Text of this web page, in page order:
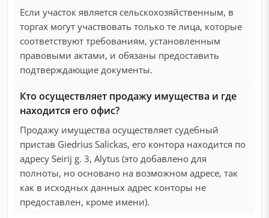
Если участок является сельскохозяйственным, в
торгах могут участвовать только те лица, которые
соответствуют требованиям, установленным
правовыми актами, и обязаны предоставить
подтверждающие документы.
Кто осуществляет продажу имущества и где
находится его офис?
Продажу имущества осуществляет судебный
пристав Giedrius Salickas, его контора находится по
адресу Seirij g. 3, Alytus (это добавлено для
полноты, но основано на возможном адресе, так
как в исходных данных адрес конторы не
предоставлен, кроме имени).